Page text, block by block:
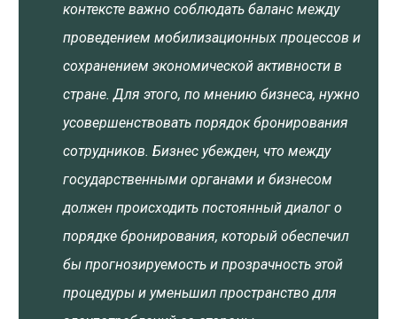
контексте важно соблюдать баланс между
проведением мобилизационных процессов и
сохранением экономической активности в
стране. Для этого, по мнению бизнеса, нужно
усовершенствовать порядок бронирования
сотрудников. Бизнес убежден, что между
государственными органами и бизнесом
должен происходить постоянный диалог о
порядке бронирования, который обеспечил
бы прогнозируемость и прозрачность этой
процедуры и уменьшил пространство для